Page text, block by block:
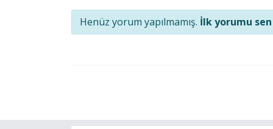
Henüz yorum yapılmamış. İlk yorumu